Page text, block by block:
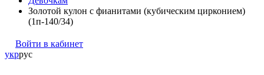
Золотой кулон с фианитами (кубическим цирконием)
(1п-140/34)
Войти в кабинет
укррус